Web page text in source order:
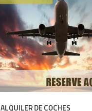
ALQUILER DE COCHES